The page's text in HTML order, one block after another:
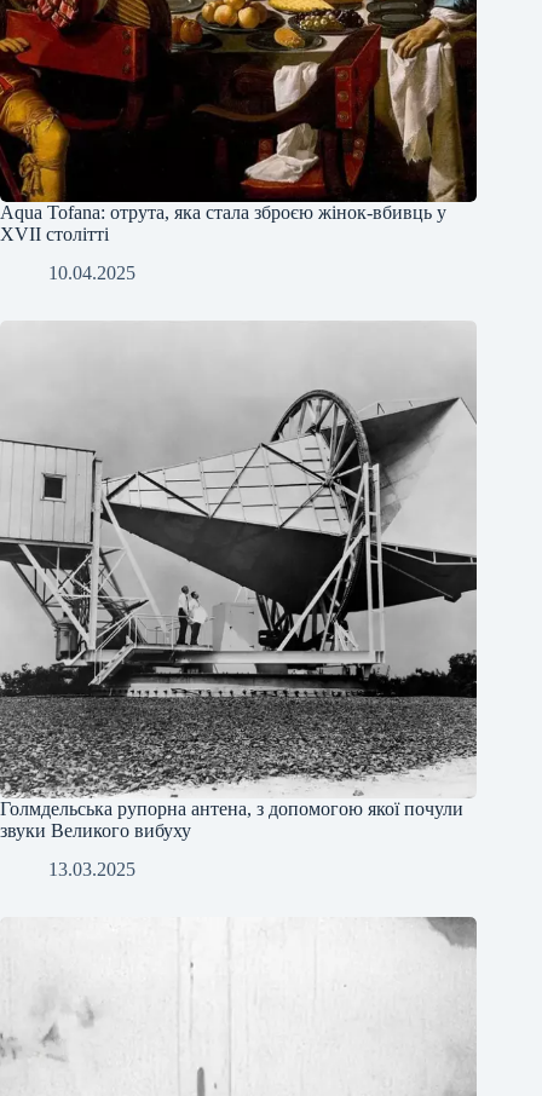
Аqua Tofana: отрута, яка стала зброєю жінок-вбивць у
XVII столітті
10.04.2025
Голмдельська рупорна антена, з допомогою якої почули
звуки Великого вибуху
13.03.2025